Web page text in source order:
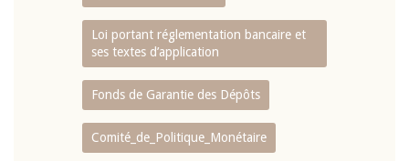
Loi portant réglementation bancaire et
ses textes d’application
Fonds de Garantie des Dépôts
Comité_de_Politique_Monétaire